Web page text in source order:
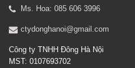
Ms. Hoa: 085 606 3996
ctydonghanoi@gmail.com
Công ty TNHH Đông Hà Nội
MST: 0107693702